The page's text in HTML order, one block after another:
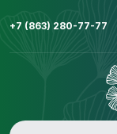
+7 (863) 280-77-77